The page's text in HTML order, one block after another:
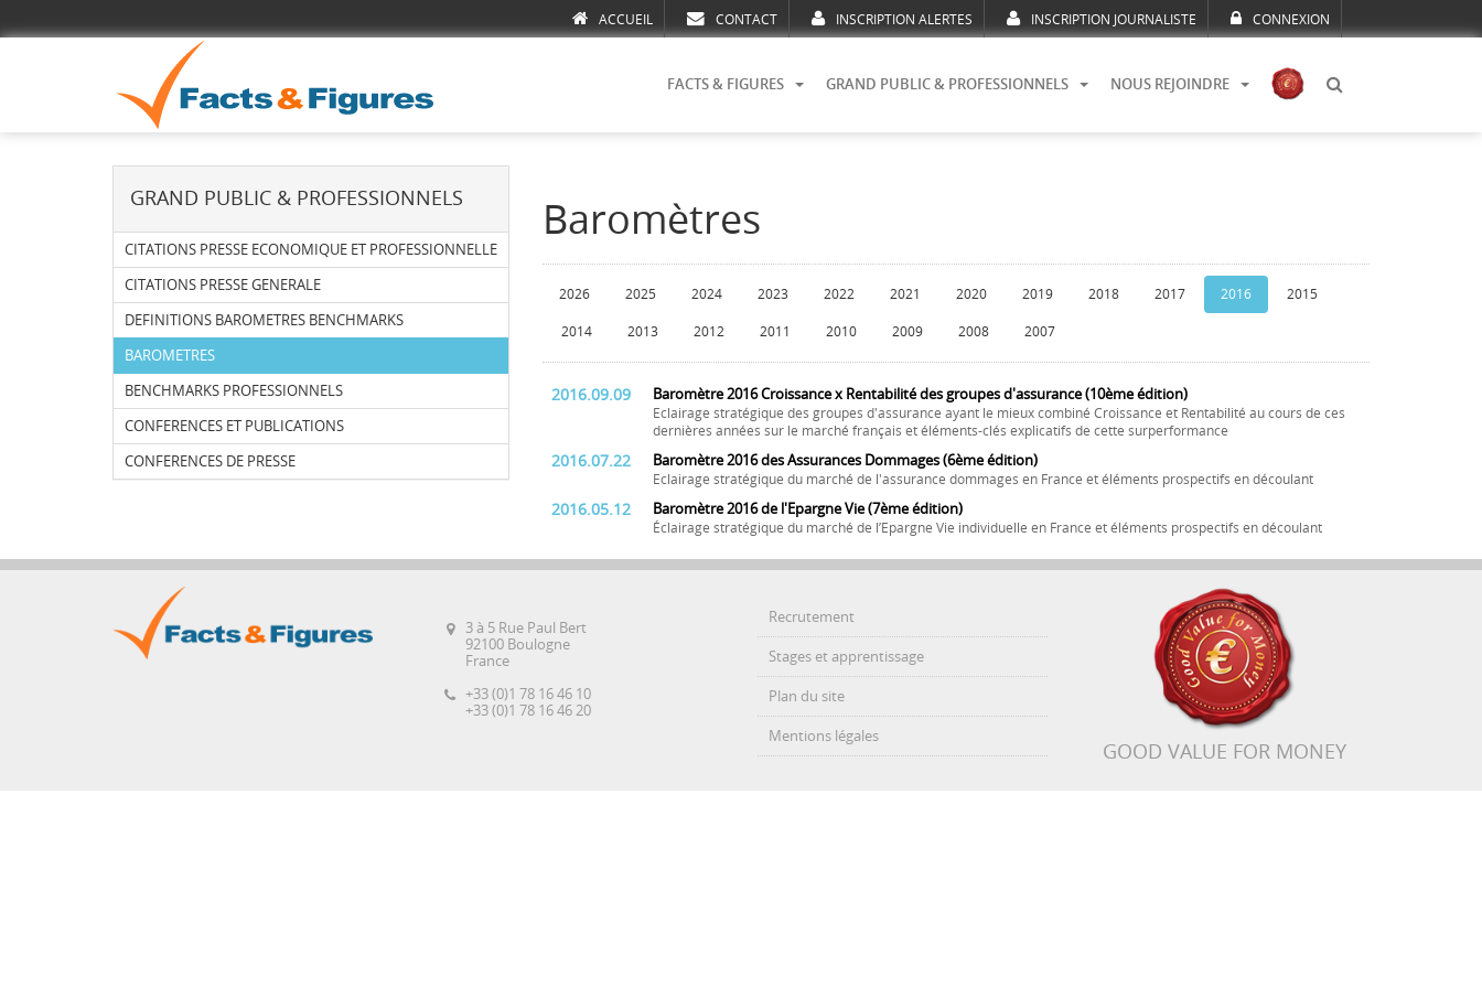
ACCUEIL CONTACT INSCRIPTION ALERTES INSCRIPTION JOURNALISTE CONNEXION
FACTS & FIGURES GRAND PUBLIC & PROFESSIONNELS NOUS REJOINDRE
GRAND PUBLIC & PROFESSIONNELS
CITATIONS PRESSE ECONOMIQUE ET PROFESSIONNELLE
CITATIONS PRESSE GENERALE
DEFINITIONS BAROMETRES BENCHMARKS
BAROMETRES
BENCHMARKS PROFESSIONNELS
CONFERENCES ET PUBLICATIONS
CONFERENCES DE PRESSE
Baromètres
2026 2025 2024 2023 2022 2021 2020 2019 2018 2017 2016 2015
2014 2013 2012 2011 2010 2009 2008 2007
2016.09.09 Baromètre 2016 Croissance x Rentabilité des groupes d'assurance (10ème édition)
Eclairage stratégique des groupes d'assurance ayant le mieux combiné Croissance et Rentabilité au cours de ces
dernières années sur le marché français et éléments-clés explicatifs de cette surperformance
2016.07.22 Baromètre 2016 des Assurances Dommages (6ème édition)
Eclairage stratégique du marché de l'assurance dommages en France et éléments prospectifs en découlant
2016.05.12 Baromètre 2016 de l'Epargne Vie (7ème édition)
Éclairage stratégique du marché de l’Epargne Vie individuelle en France et éléments prospectifs en découlant
3 à 5 Rue Paul Bert
92100 Boulogne
France
+33 (0)1 78 16 46 10
+33 (0)1 78 16 46 20
Recrutement
Stages et apprentissage
Plan du site
Mentions légales
GOOD VALUE FOR MONEY